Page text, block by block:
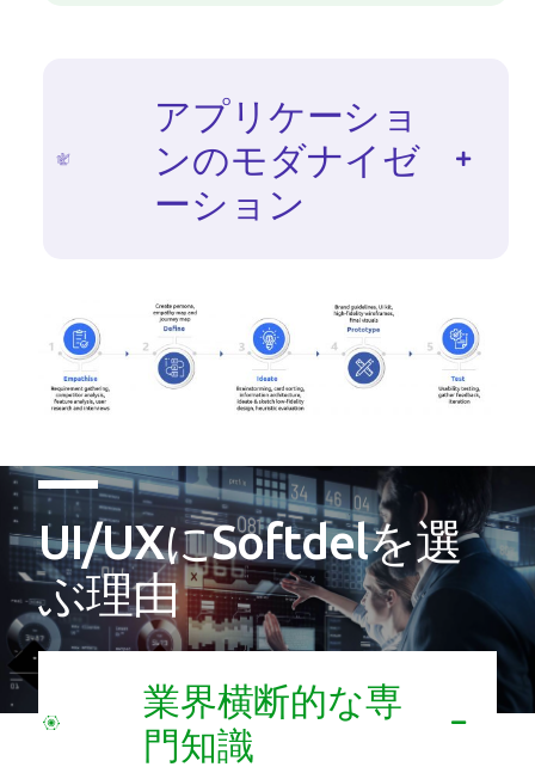
アプリケーショ
ンのモダナイゼ
ーション
UI/UXにSoftdelを選
ぶ理由
業界横断的な専
門知識